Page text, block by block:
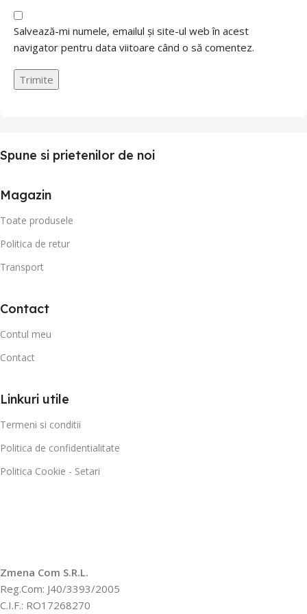
Salvează-mi numele, emailul și site-ul web în acest
navigator pentru data viitoare când o să comentez.
Spune si prietenilor de noi
Magazin
Toate produsele
Politica de retur
Transport
Contact
Contul meu
Contact
Linkuri utile
Termeni si conditii
Politica de confidentialitate
Politica Cookie - Setari
Zmena Com S.R.L.
Reg.Com: J40/3393/2005
C.I.F.: RO17268270